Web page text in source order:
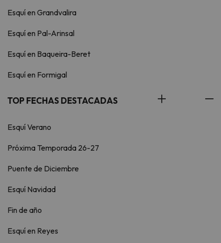
Esquí en Grandvalira
Esquí en Pal-Arinsal
Esquí en Baqueira-Beret
Esquí en Formigal
TOP FECHAS DESTACADAS
Esquí Verano
Próxima Temporada 26-27
Puente de Diciembre
Esquí Navidad
Fin de año
Esquí en Reyes